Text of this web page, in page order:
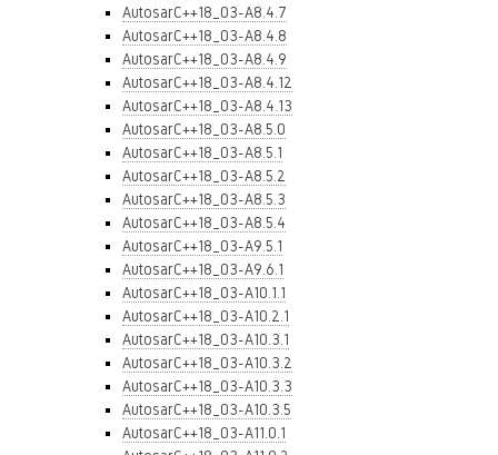
AutosarC++18_03-A8.4.7
AutosarC++18_03-A8.4.8
AutosarC++18_03-A8.4.9
AutosarC++18_03-A8.4.12
AutosarC++18_03-A8.4.13
AutosarC++18_03-A8.5.0
AutosarC++18_03-A8.5.1
AutosarC++18_03-A8.5.2
AutosarC++18_03-A8.5.3
AutosarC++18_03-A8.5.4
AutosarC++18_03-A9.5.1
AutosarC++18_03-A9.6.1
AutosarC++18_03-A10.1.1
AutosarC++18_03-A10.2.1
AutosarC++18_03-A10.3.1
AutosarC++18_03-A10.3.2
AutosarC++18_03-A10.3.3
AutosarC++18_03-A10.3.5
AutosarC++18_03-A11.0.1